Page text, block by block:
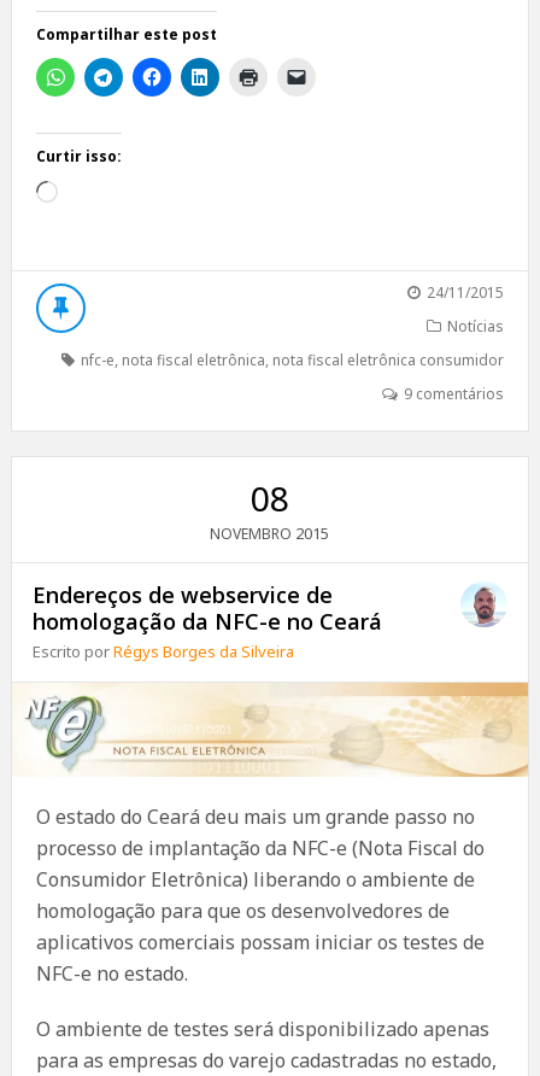
Compartilhar este post
Curtir isso:
Carregando...
24/11/2015
Notícias
nfc-e, nota fiscal eletrônica, nota fiscal eletrônica consumidor
9 comentários
08
NOVEMBRO 2015
Endereços de webservice de
homologação da NFC-e no Ceará
Escrito porRégys Borges da Silveira
O estado do Ceará deu mais um grande passo no
processo de implantação da NFC-e (Nota Fiscal do
Consumidor Eletrônica) liberando o ambiente de
homologação para que os desenvolvedores de
aplicativos comerciais possam iniciar os testes de
NFC-e no estado.
O ambiente de testes será disponibilizado apenas
para as empresas do varejo cadastradas no estado,